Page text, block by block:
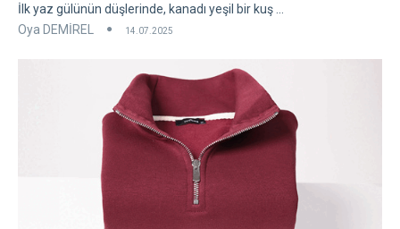
İlk yaz gülünün düşlerinde, kanadı yeşil bir kuş ...
Oya DEMİREL
14.07.2025